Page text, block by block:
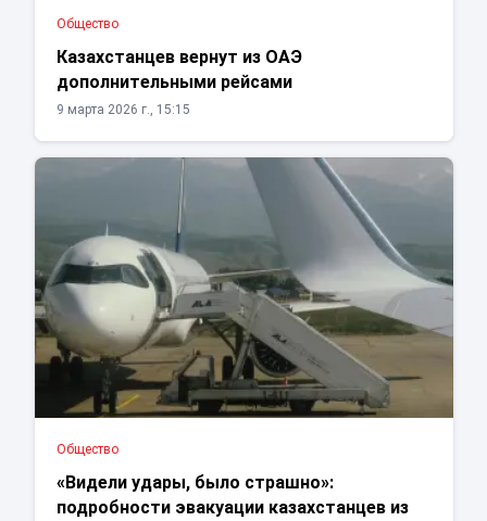
Общество
Казахстанцев вернут из ОАЭ
дополнительными рейсами
9 марта 2026 г., 15:15
Общество
«Видели удары, было страшно»:
подробности эвакуации казахстанцев из